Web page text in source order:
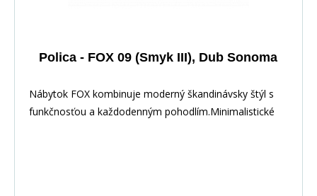
Polica - FOX 09 (Smyk III), Dub Sonoma
Nábytok FOX kombinuje moderný škandinávsky štýl s
funkčnosťou a každodenným pohodlím.Minimalistické